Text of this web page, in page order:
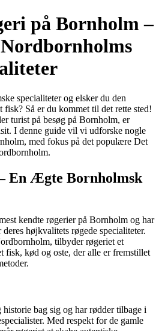
på Bornholm –
specialiteter og elsker du den
fisk? Så er du kommet til det rette sted!
turist på besøg på Bornholm, er
I denne guide vil vi udforske nogle
med fokus på det populære Det
En Ægte Bornholmsk
kendte røgerier på Bornholm og har
højkvalitets røgede specialiteter.
tilbyder røgeriet et
fisk, kød og oste, der alle er fremstillet
bag sig og har rødder tilbage i
Med respekt for de gamle